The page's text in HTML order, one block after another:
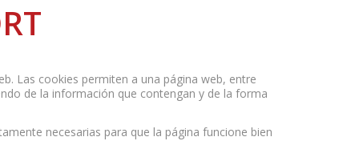
Las cookies permiten a una página web, entre
de la información que contengan y de la forma
necesarias para que la página funcione bien